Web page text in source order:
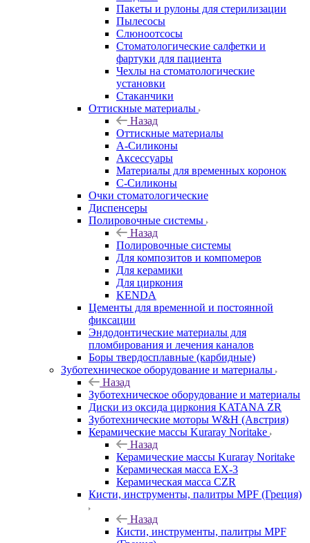
Пакеты и рулоны для стерилизации
Пылесосы
Слюноотсосы
Стоматологические салфетки и
фартуки для пациента
Чехлы на стоматологические
установки
Стаканчики
Оттискные материалы
Назад
Оттискные материалы
А-Силиконы
Аксессуары
Материалы для временных коронок
С-Силиконы
Очки стоматологические
Диспенсеры
Полировочные системы
Назад
Полировочные системы
Для композитов и компомеров
Для керамики
Для циркония
KENDA
Цементы для временной и постоянной
фиксации
Эндодонтические материалы для
пломбирования и лечения каналов
Боры твердосплавные (карбидные)
Зуботехническое оборудование и материалы
Назад
Зуботехническое оборудование и материалы
Диски из оксида циркония KATANA ZR
Зуботехнические моторы W&H (Австрия)
Керамические массы Kuraray Noritake
Назад
Керамические массы Kuraray Noritake
Керамическая масса EX-3
Керамическая масса CZR
Кисти, инструменты, палитры MPF (Греция)
Назад
Кисти, инструменты, палитры MPF